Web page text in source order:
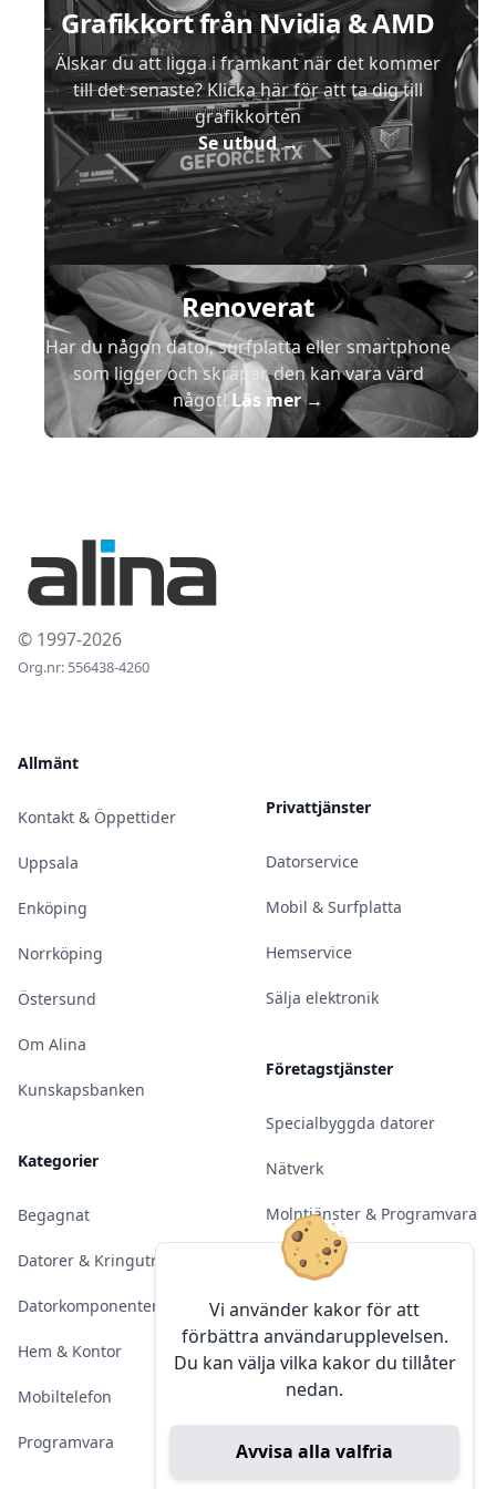
Vi använder kakor för att
förbättra användarupplevelsen.
Du kan välja vilka kakor du tillåter
nedan.
Avvisa alla valfria
Grafikkort från Nvidia & AMD
Älskar du att ligga i framkant när det kommer
till det senaste? Klicka här för att ta dig till
grafikkorten
Se utbud→
Renoverat
Har du någon dator, surfplatta eller smartphone
som ligger och skräpar, den kan vara värd
något!Läs mer→
© 1997-2026
Org.nr: 556438-4260
Allmänt
Kontakt & Öppettider
Uppsala
Enköping
Norrköping
Östersund
Om Alina
Kunskapsbanken
Kategorier
Begagnat
Datorer & Kringutrustning
Datorkomponenter
Hem & Kontor
Mobiltelefon
Programvara
Privattjänster
Datorservice
Mobil & Surfplatta
Hemservice
Sälja elektronik
Företagstjänster
Specialbyggda datorer
Nätverk
Molntjänster & Programvara
Server & Backup
Kameraövervakning
Konferens & Public Display
Sälja elektronik